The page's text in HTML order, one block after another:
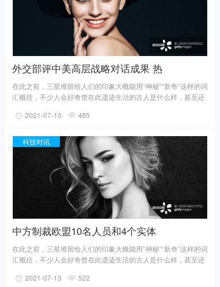
7号和8号坑正在发掘坑内填土，现已出土金面具残片、鸟型金饰
片、金箔、眼部有彩绘铜头像、巨青铜面具、青铜神树、象牙、
精美牙雕残件、玉琮、玉石器等重要文物500余件。
外交部评中美高层战略对话成果 热
在此之前，三星堆留给人们的印象大概能用“神秘”“新奇”这样的词
汇概括，不少人会好奇曾在此遗迹生活的古人是什么样，甚至还
一定程度上回答了一些问题。
祀坑”。2019年11月至2020年5月，考古人员新发现6座三星堆文
据国家文物局消息，目前，3、4、5、6号坑内已发掘至器物层，
7号和8号坑正在发掘坑内填土，现已出土金面具残片、鸟型金饰
片、金箔、眼部有彩绘铜头像、巨青铜面具、青铜神树、象牙、
精美牙雕残件、玉琮、玉石器等重要文物500余件。
2021-07-13 485
科技时讯
中方制裁欧盟10名人员和4个实体
在此之前，三星堆留给人们的印象大概能用“神秘”“新奇”这样的词
汇概括，不少人会好奇曾在此遗迹生活的古人是什么样，甚至还
一定程度上回答了一些问题。
2021-07-13 522